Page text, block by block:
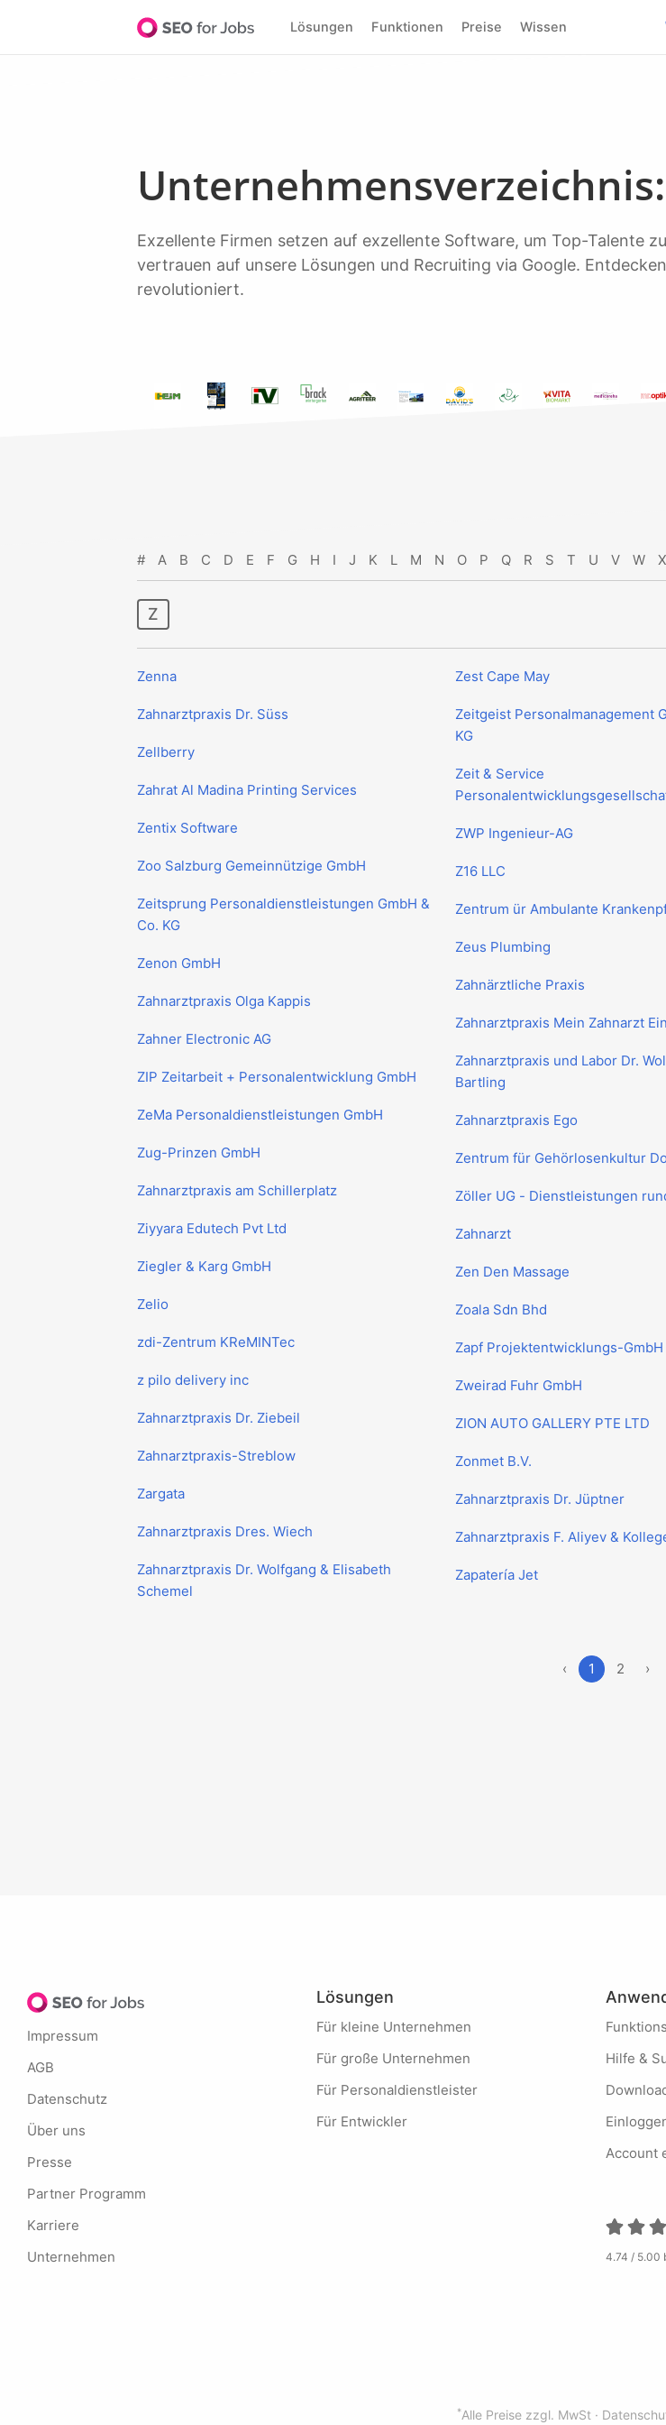
Lösungen Funktionen Preise Wissen
Exzellente Firmen setzen auf exzellente Software, um Top-Talente zu entdecken. Über 20.000+ führende Unternehmen
vertrauen auf unsere Lösungen und Recruiting via Google.
revolutioniert.
# A B C D E F G H I J K L M N O P Q R S T U V W X
z
Zenna
Zahnarztpraxis Dr. Süss
Zellberry
Zahrat Al Madina Printing Services
Zentix Software
Zoo Salzburg Gemeinnützige GmbH
Zeitsprung Personaldienstleistungen GmbH &
Co. KG
Zenon GmbH
Zahnarztpraxis Olga Kappis
Zahner Electronic AG
ZIP Zeitarbeit + Personalentwicklung GmbH
ZeMa Personaldienstleistungen GmbH
Zug-Prinzen GmbH
Zahnarztpraxis am Schillerplatz
Ziyyara Edutech Pvt Ltd
Ziegler & Karg GmbH
Zelio
zdi-Zentrum KReMINTec
z pilo delivery inc
Zahnarztpraxis Dr. Ziebeil
Zahnarztpraxis-Streblow
Zargata
Zahnarztpraxis Dres. Wiech
Zahnarztpraxis Dr. Wolfgang & Elisabeth
Schemel
Zest Cape May
Zeitgeist Personalmanagement
KG
Zeit & Service
ZWP Ingenieur-AG
Z16 LLC
Zentrum ür Ambulante
Zeus Plumbing
Zahnärztliche Praxis
Zahnarztpraxis Mein Zahnarzt
Zahnarztpraxis und Labor Dr.
Bartling
Zahnarztpraxis Ego
Zentrum für Gehörlosenkultur
Zöller UG - Dienstleistungen
Zahnarzt
Zen Den Massage
Zoala Sdn Bhd
Zapf Projektentwicklungs-GmbH
Zweirad Fuhr GmbH
ZION AUTO GALLERY PTE LTD
Zonmet B.V.
Zahnarztpraxis Dr. Jüptner
Zahnarztpraxis F. Aliyev &
Zapatería Jet
‹ 1 2 ›
Impressum
AGB
Datenschutz
Über uns
Presse
Partner Programm
Karriere
Unternehmen
Lösungen
Für kleine Unternehmen
Für große Unternehmen
Für Personaldienstleister
Für Entwickler
Hilfe &
4.74 / 5.00
*Alle Preise zzgl. MwSt ·